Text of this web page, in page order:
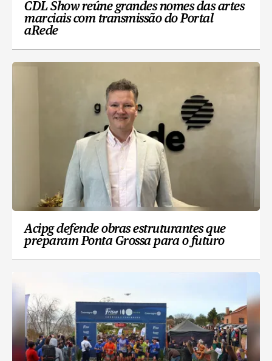
CDL Show reúne grandes nomes das artes
marciais com transmissão do Portal
aRede
Acipg defende obras estruturantes que
preparam Ponta Grossa para o futuro